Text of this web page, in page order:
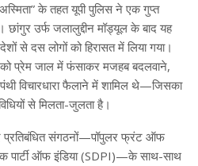
के तहत यूपी पुलिस ने एक गुप्त
छांगुर उर्फ जलालुद्दीन मॉड्यूल के बाद यह
से दस लोगों को हिरासत में लिया गया।
को प्रेम जाल में फंसाकर मजहब बदलवाने,
विचारधारा फैलाने में शामिल थे—जिसका
से मिलता-जुलता है।
प्रतिबंधित संगठनों—पॉपुलर फ्रंट ऑफ
पार्टी ऑफ इंडिया (SDPI)—के साथ-साथ